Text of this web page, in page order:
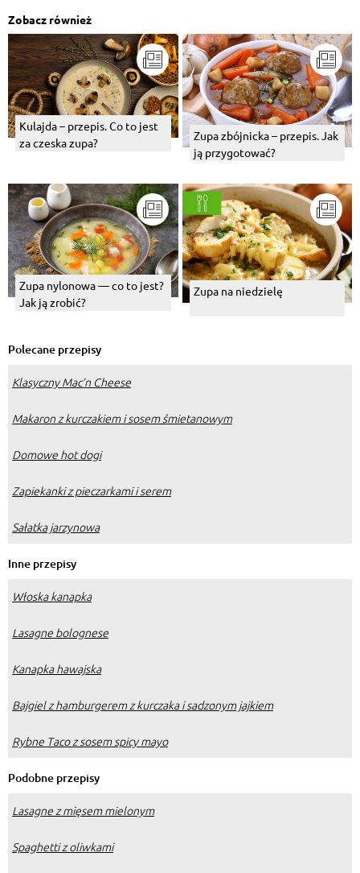
Zobacz również
Kulajda – przepis. Co to jest
za czeska zupa?
Zupa zbójnicka – przepis. Jak
ją przygotować?
Zupa nylonowa — co to jest?
Jak ją zrobić?
Zupa na niedzielę
Polecane przepisy
Klasyczny Mac’n Cheese
Makaron z kurczakiem i sosem śmietanowym
Domowe hot dogi
Zapiekanki z pieczarkami i serem
Sałatka jarzynowa
Inne przepisy
Włoska kanapka
Lasagne bolognese
Kanapka hawajska
Bajgiel z hamburgerem z kurczaka i sadzonym jajkiem
Rybne Taco z sosem spicy mayo
Podobne przepisy
Lasagne z mięsem mielonym
Spaghetti z oliwkami